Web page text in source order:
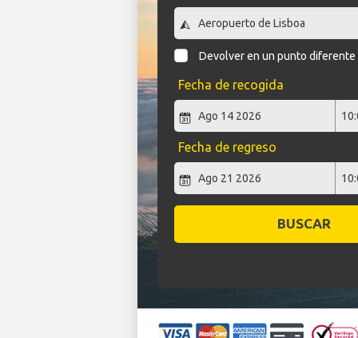
Devolver en un punto diferente
Fecha de recogida
Fecha de regreso
BUSCAR